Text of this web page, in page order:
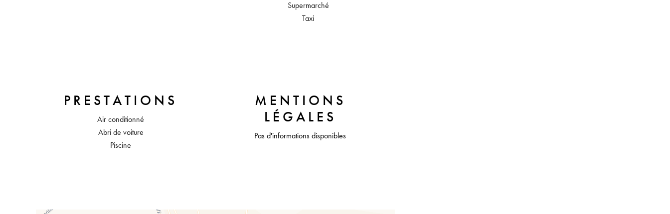
Supermarché
Taxi
PRESTATIONS
Air conditionné
Abri de voiture
Piscine
MENTIONS
LÉGALES
Pas d'informations disponibles